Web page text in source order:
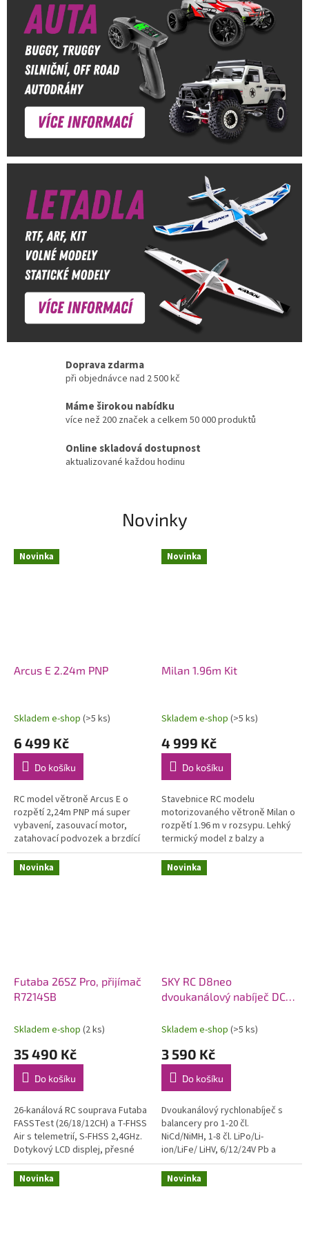
Doprava zdarma
při objednávce nad 2 500 kč
Máme širokou nabídku
více než 200 značek a celkem 50 000 produktů
Online skladová dostupnost
aktualizované každou hodinu
Novinky
Novinka
Arcus E 2.24m PNP
Skladem e-shop (>5 ks)
6 499 Kč
Do košíku
RC model větroně Arcus E o
rozpětí 2,24m PNP má super
vybavení, zasouvací motor,
zatahovací podvozek a brzdící
štíty! Zároveň si však zachovává
výhodu robustního materiálu
EPO,...
Novinka
Milan 1.96m Kit
Skladem e-shop (>5 ks)
4 999 Kč
Do košíku
Stavebnice RC modelu
motorizovaného větroně Milan o
rozpětí 1.96 m v rozsypu. Lehký
termický model z balzy a
překližky se staví na plánu v
měřítku 1:1. Model lze pohánět...
Novinka
Futaba 26SZ Pro, přijímač
R7214SB
Skladem e-shop (2 ks)
35 490 Kč
Do košíku
26-kanálová RC souprava Futaba
FASSTest (26/18/12CH) a T-FHSS
Air s telemetrií, S-FHSS 2,4GHz.
Dotykový LCD displej, přesné
celokovové křížové ovladače, 8
přepínačů, 4 posuvné a...
Novinka
SKY RC D8neo
dvoukanálový nabíječ DC
Skladem e-shop (>5 ks)
3 590 Kč
Do košíku
Dvoukanálový rychlonabíječ s
balancery pro 1-20 čl.
NiCd/NiMH, 1-8 čl. LiPo/Li-
ion/LiFe/ LiHV, 6/12/24V Pb a
bezúdržbové Pb AGM proudem
0,1-32A (max. 1x1100W nebo
celkem max....
Novinka Novinka